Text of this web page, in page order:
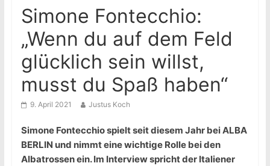
Simone Fontecchio:
„Wenn du auf dem Feld
glücklich sein willst,
musst du Spaß haben“
9. April 2021 Justus Koch
Simone Fontecchio spielt seit diesem Jahr bei ALBA
BERLIN und nimmt eine wichtige Rolle bei den
Albatrossen ein. Im Interview spricht der Italiener